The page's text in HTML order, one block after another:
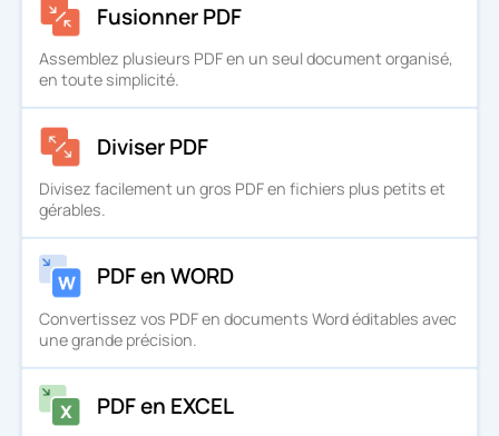
Fusionner PDF
Assemblez plusieurs PDF en un seul document organisé,
en toute simplicité.
Diviser PDF
Divisez facilement un gros PDF en fichiers plus petits et
gérables.
PDF en WORD
Convertissez vos PDF en documents Word éditables avec
une grande précision.
PDF en EXCEL